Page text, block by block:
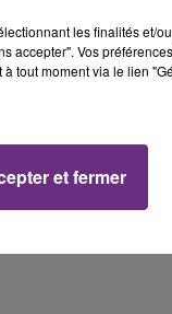
les finalités et/
accepter". Vos
tout moment via le lien
et fermer